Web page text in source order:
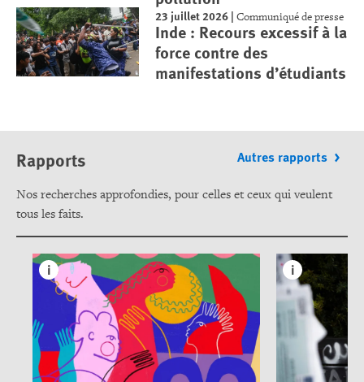
23 juillet 2026 |Communiqué de presse
Inde : Recours excessif à la
force contre des
manifestations d’étudiants
Rapports Autres rapports
Nos recherches approfondies, pour celles et ceux qui veulent
tous les faits.